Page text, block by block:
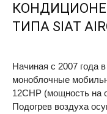
ТИПА SIAT
Начиная с 2007 года
моноблочные
12CHP (мощность на
Подогрев воздуха